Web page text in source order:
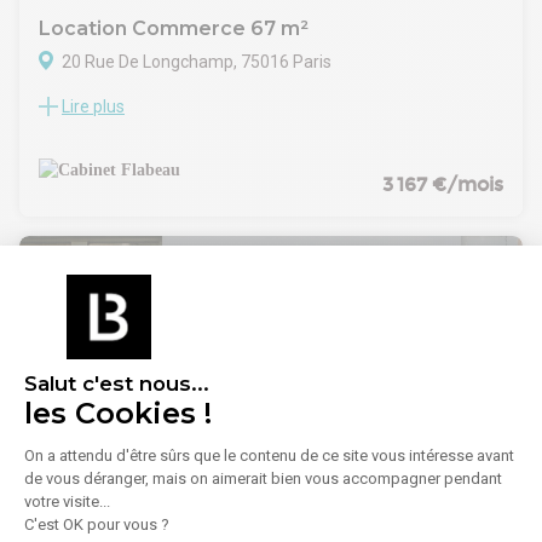
Salut c'est nous...
les Cookies !
On a attendu d'être sûrs que le contenu de ce site vous intéresse avant
de vous déranger, mais on aimerait bien vous accompagner pendant
votre visite...
C'est OK pour vous ?
Location Commerce 67 m²
20 Rue De Longchamp, 75016 Paris
A proximité de la place d'Iéna, dans un immeuble en pierre
Lire plus
3 167 €/mois
/ 14
Location Commerce 85 m² à 108 m²